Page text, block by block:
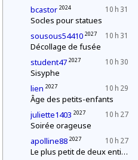
10 h 31
bcastor 2024
Socles pour statues
10 h 31
sousous54410 2027
Décollage de fusée
10 h 30
student47 2027
Sisyphe
10 h 29
lien 2027
Âge des petits-enfants
10 h 27
juliette1403 2027
Soirée orageuse
10 h 27
apolline88 2027
Le plus petit de deux entiers